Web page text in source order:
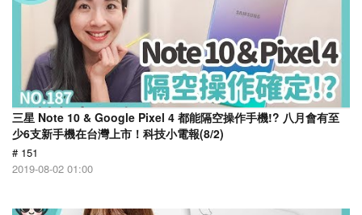
三星 Note 10 & Google Pixel 4 都能隔空操作手機!? 八月會有至
少6支新手機在台灣上市！科技小電報(8/2)
# 151
2019-08-02 01:00